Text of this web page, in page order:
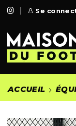
Se
à partir de
ACCUEIL